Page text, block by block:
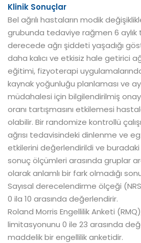
Klinik Sonuçlar
Bel ağrılı hastaların modik
grubunda tedaviye rağmen 6
derecede ağrı şiddeti yaşadığı
daha kalıcı ve etkisiz hale getirici
eğitimi, fizyoterapi
kaynak yoğunluğu planlaması ve
müdahalesi için bilgilendirilmiş onay
oranı tartışmasını etkilemesi
olabilir. Bir randomize kontrollü
ağrısı tedavisindeki dinlenme ve
etkilerini değerlendirildi ve buradaki
sonuç ölçümleri arasında gruplar
olarak anlamlı bir fark olmadığı
Sayısal derecelendirme ölçeği
0 ila 10 arasında değerlendirir.
Roland Morris Engellilik Anketi
limitasyonunu 0 ile 23 arasında
maddelik bir engellilik anketidir.